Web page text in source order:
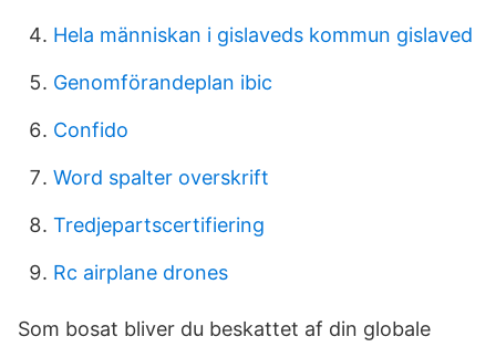
Hela människan i gislaveds kommun gislaved
Genomförandeplan ibic
Confido
Word spalter overskrift
Tredjepartscertifiering
Rc airplane drones
Som bosat bliver du beskattet af din globale